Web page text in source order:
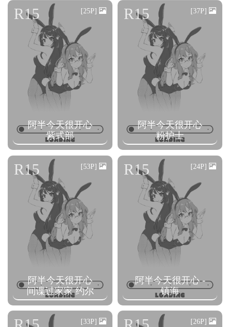
阿半今天很开心
紫式部
R15 [25P]
阿半今天很开心
粉护士
R15 [37P]
阿半今天很开心
间谍过家家 约尔
R15 [53P]
阿半今天很开心 -
镇海
R15 [24P]
[33P] [26P]